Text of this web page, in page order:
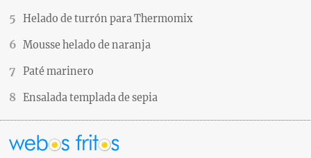
Helado de turrón para Thermomix
Mousse helado de naranja
Paté marinero
Ensalada templada de sepia